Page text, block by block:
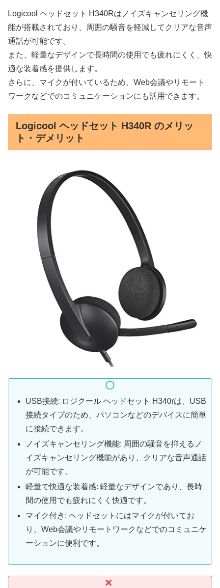
Logicool ヘッドセット H340Rはノイズキャンセリング機
能が搭載されており、周囲の騒音を軽減してクリアな音声
通話が可能です。
また、軽量なデザインで長時間の使用でも疲れにくく、快
適な装着感を提供します。
さらに、マイクが付いているため、Web会議やリモート
ワークなどでのコミュニケーションにも活用できます。
Logicool ヘッドセット H340R のメリッ
ト・デメリット
USB接続: ロジクール ヘッドセット H340rは、USB
接続タイプのため、パソコンなどのデバイスに簡単
に接続できます。
ノイズキャンセリング機能: 周囲の騒音を抑えるノ
イズキャンセリング機能があり、クリアな音声通話
が可能です。
軽量で快適な装着感: 軽量なデザインであり、長時
間の使用でも疲れにくく快適です。
マイク付き: ヘッドセットにはマイクが付いてお
り、Web会議やリモートワークなどでのコミュニケ
ーションに便利です。